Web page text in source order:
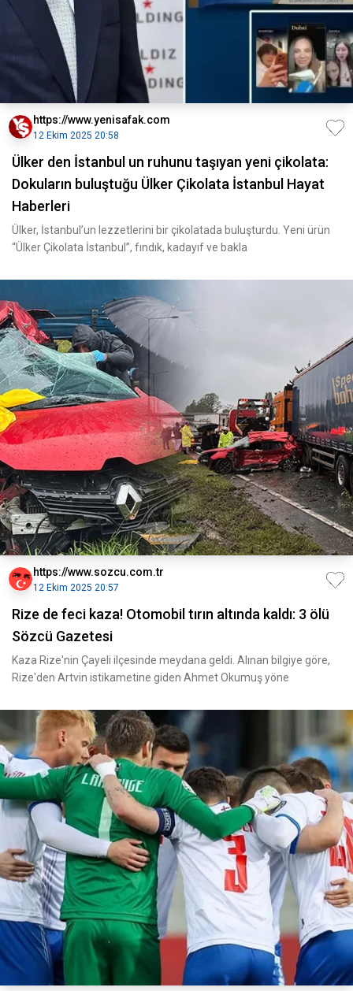
https://www.yenisafak.com
12 Ekim 2025 20:58
Ülker den İstanbul un ruhunu taşıyan yeni çikolata:
Dokuların buluştuğu Ülker Çikolata İstanbul Hayat
Haberleri
Ülker, İstanbul’un lezzetlerini bir çikolatada buluşturdu. Yeni ürün
“Ülker Çikolata İstanbul”, fındık, kadayıf ve bakla
https://www.sozcu.com.tr
12 Ekim 2025 20:57
Rize de feci kaza! Otomobil tırın altında kaldı: 3 ölü
Sözcü Gazetesi
Kaza Rize'nin Çayeli ilçesinde meydana geldi. Alınan bilgiye göre,
Rize'den Artvin istikametine giden Ahmet Okumuş yöne